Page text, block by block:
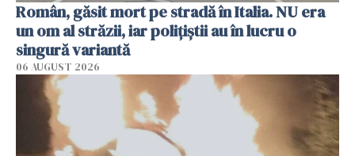
Român, găsit mort pe stradă în Italia. NU era
un om al străzii, iar polițiștii au în lucru o
singură variantă
06 AUGUST 2026